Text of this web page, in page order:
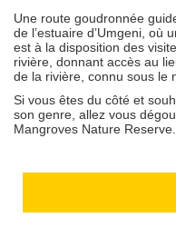
Une route goudronnée
de l’estuaire d’Umgeni, où
est à la disposition des
rivière, donnant accès au
de la rivière, connu sous le
Si vous êtes du côté et
son genre, allez vous
Mangroves Nature Reserve.